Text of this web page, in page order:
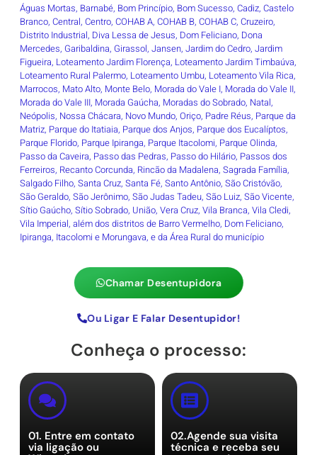
Águas Mortas, Barnabé, Bom Princípio, Bom Sucesso, Cadiz, Castelo
Branco, Central, Centro, COHAB A, COHAB B, COHAB C, Cruzeiro,
Distrito Industrial, Diva Lessa de Jesus, Dom Feliciano, Dona
Mercedes, Garibaldina, Girassol, Jansen, Jardim do Cedro, Jardim
Figueira, Loteamento Jardim Florença, Loteamento Jardim Timbaúva,
Loteamento Rural Palermo, Loteamento Umbu, Loteamento Vila Rica,
Marrocos, Mato Alto, Monte Belo, Morada do Vale I, Morada do Vale II,
Morada do Vale III, Morada Gaúcha, Moradas do Sobrado, Natal,
Neópolis, Nossa Chácara, Novo Mundo, Oriço, Padre Réus, Parque da
Matriz, Parque do Itatiaia, Parque dos Anjos, Parque dos Eucalíptos,
Parque Florido, Parque Ipiranga, Parque Itacolomi, Parque Olinda,
Passo da Caveira, Passo das Pedras, Passo do Hilário, Passos dos
Ferreiros, Recanto Corcunda, Rincão da Madalena, Sagrada Família,
Salgado Filho, Santa Cruz, Santa Fé, Santo Antônio, São Cristóvão,
São Geraldo, São Jerônimo, São Judas Tadeu, São Luiz, São Vicente,
Sítio Gaúcho, Sítio Sobrado, União, Vera Cruz, Vila Branca, Vila Cledi,
Vila Imperial, além dos distritos de Barro Vermelho, Dom Feliciano,
Ipiranga, Itacolomi e Morungava, e da Área Rural do município
Chamar Desentupidora
Ou Ligar E Falar Desentupidor!
Conheça o processo:
01. Entre em contato
via ligação ou
02.Agende sua visita
técnica e receba seu